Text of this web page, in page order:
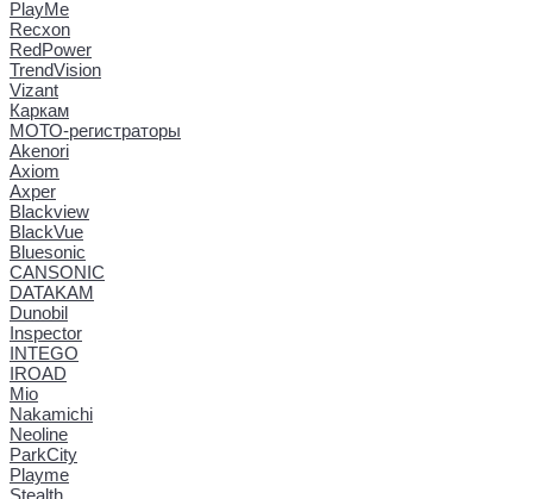
PlayMe
Recxon
RedPower
TrendVision
Vizant
Каркам
МОТО-регистраторы
Akenori
Axiom
Axper
Blackview
BlackVue
Bluesonic
CANSONIC
DATAKAM
Dunobil
Inspector
INTEGO
IROAD
Mio
Nakamichi
Neoline
ParkCity
Playme
Stealth